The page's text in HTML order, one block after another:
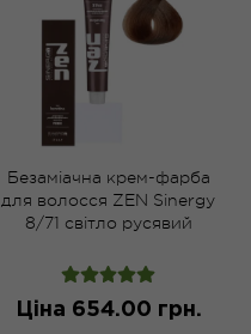
Безаміачна крем-фарба
для волосся ZEN Sinergy
8/71 світло русявий
100 мл
Ціна 654.00 грн.